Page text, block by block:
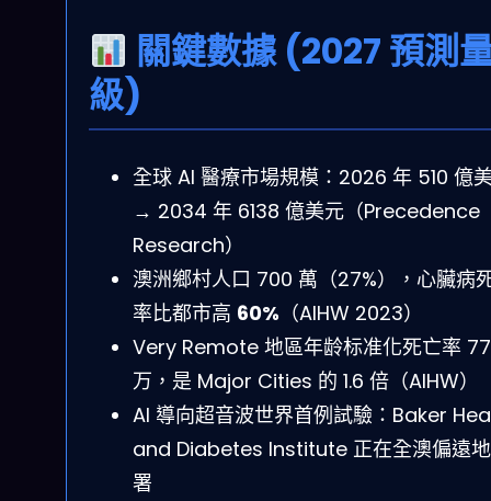
關鍵數據 (2027 預測
級)
全球 AI 醫療市場規模：2026 年 510 億
→ 2034 年 6138 億美元（Precedence
Research）
澳洲鄉村人口 700 萬（27%），心臟病
率比都市高 60% （AIHW 2023）
Very Remote 地區年龄标准化死亡率
万，是 Major Cities 的 1.6 倍（AIHW）
AI 導向超音波世界首例試驗：Baker
and Diabetes Institute 正在全澳偏遠
署